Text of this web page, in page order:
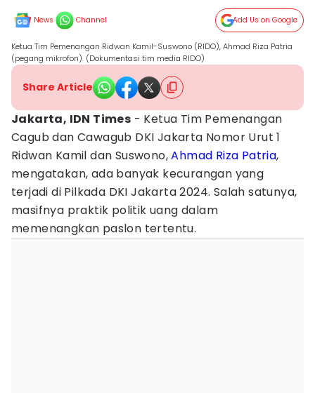
News Channel Add Us on Google
Ketua Tim Pemenangan Ridwan Kamil-Suswono (RIDO), Ahmad Riza Patria
(pegang mikrofon). (Dokumentasi tim media RIDO)
Share Article
Jakarta, IDN Times - Ketua Tim Pemenangan
Cagub dan Cawagub DKI Jakarta Nomor Urut 1
Ridwan Kamil dan Suswono,Ahmad Riza Patria,
mengatakan, ada banyak kecurangan yang
terjadi di Pilkada DKI Jakarta 2024. Salah satunya,
masifnya praktik politik uang dalam
memenangkan paslon tertentu.